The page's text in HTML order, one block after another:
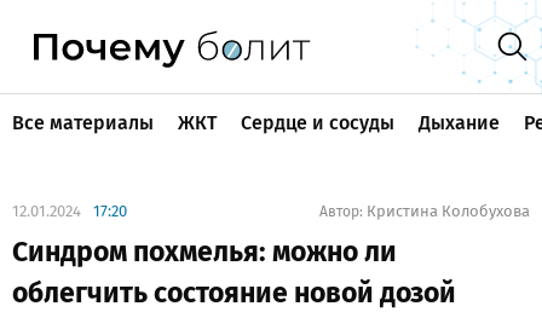
Все материалы ЖКТ Сердце и сосуды Дыхание
12.01.2024 17:20 Автор: Кристина Колобухова
Синдром похмелья: можно ли
облегчить состояние новой дозой